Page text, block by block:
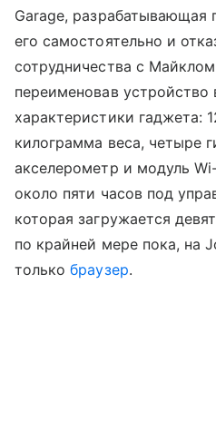
Garage, разрабатывающая
его самостоятельно и
сотрудничества с
переименовав устройство
характеристики гаджета:
килограмма веса, четыре
акселерометр и модуль
около пяти часов под
которая загружается
по крайней мере пока, на
толькобраузер.